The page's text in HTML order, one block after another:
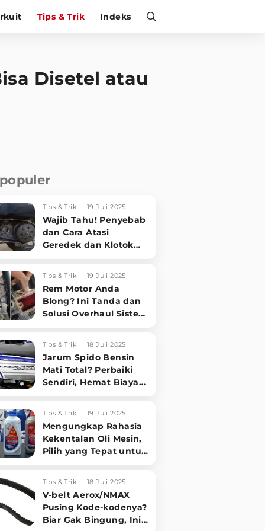
Tips & Trik Indeks
Disetel atau
Tips & Trik 19 Juli 2025
Wajib Tahu! Penyebab
dan Cara Atasi
Geredek dan Klotok
Sampai Tuntas
Tips & Trik 19 Juli 2025
Rem Motor Anda
Blong? Ini Tanda dan
Solusi Overhaul Sistem
Tips & Trik 18 Juli 2025
Jarum Spido Bensin
Mati Total? Perbaiki
Sendiri, Hemat Biaya
Tips & Trik 19 Juli 2025
Mengungkap Rahasia
Kekentalan Oli Mesin,
Pilih yang Tepat untuk
Motormu!
Tips & Trik 18 Juli 2025
V-belt Aerox/NMAX
Pusing Kode-kodenya?
Biar Gak Bingung, Ini